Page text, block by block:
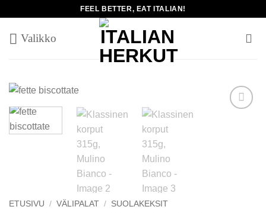
content
FEEL BETTER, EAT ITALIAN!
ETUSIVU / VÄLIPALAT / SUOLAKEKSIT